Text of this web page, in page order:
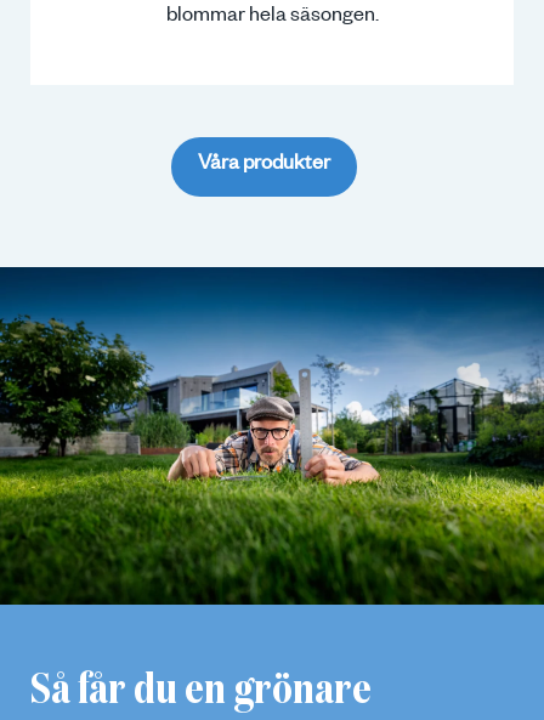
blommar hela säsongen.
Våra produkter
Så får du en grönare